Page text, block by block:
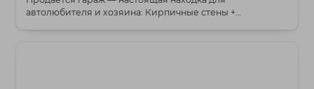
автолюбителя и хозяина: Кирпичные стены +